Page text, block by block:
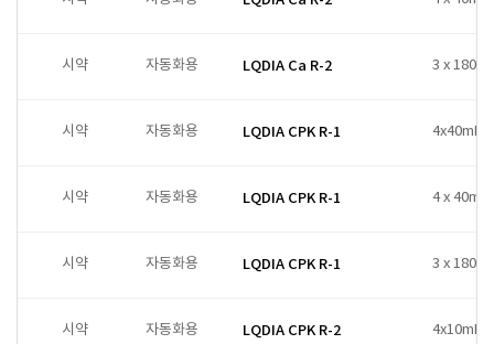
시약 자동화용 LQDIA Ca R-2 3 x 180ml
시약 자동화용 LQDIA CPK R-1 4x40mL
시약 자동화용 LQDIA CPK R-1 4 x 40ml
시약 자동화용 LQDIA CPK R-1 3 x 180ml
시약 자동화용 LQDIA CPK R-2 4x10mL